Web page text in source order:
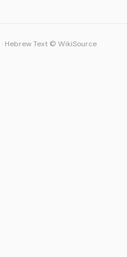
· Hebrew Text © WikiSource